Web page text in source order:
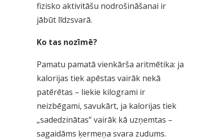
fizisko aktivitāšu nodrošināšanai ir
jābūt līdzsvarā.
Ko tas nozīmē?
Pamatu pamatā vienkārša aritmētika: ja
kalorijas tiek apēstas vairāk nekā
patērētas – liekie kilogrami ir
neizbēgami, savukārt, ja kalorijas tiek
„sadedzinātas” vairāk kā uzņemtas –
sagaidāms ķermeņa svara zudums.